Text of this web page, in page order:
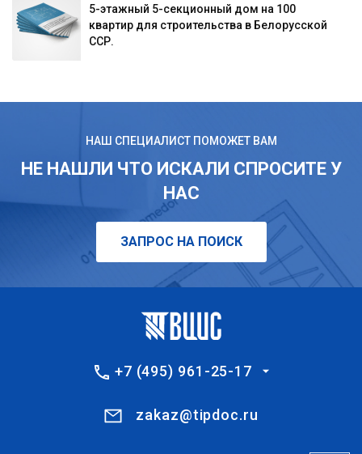
5-этажный 5-секционный дом на 100
квартир для строительства в Белорусской
ССР.
НАШ СПЕЦИАЛИСТ ПОМОЖЕТ ВАМ
НЕ НАШЛИ ЧТО ИСКАЛИ СПРОСИТЕ У
НАС
ЗАПРОС НА ПОИСК
+7 (495) 961-25-17
zakaz@tipdoc.ru